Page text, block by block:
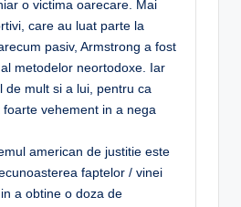
o victima oarecare. Mai
care au luat parte la
pasiv, Armstrong a fost
metodelor neortodoxe. Iar
de mult si a lui, pentru ca
vehement in a nega
american de justitie este
faptelor / vinei
a obtine o doza de